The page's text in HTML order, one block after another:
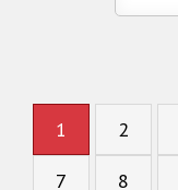
1 2
7 8